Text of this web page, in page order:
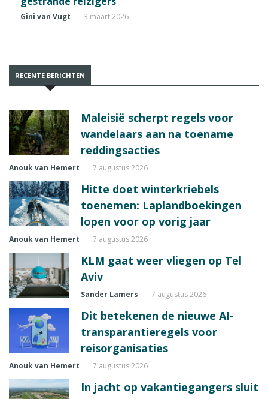
Gini van Vugt 3 maart 2026
RECENTE BERICHTEN
Maleisië scherpt regels voor
wandelaars aan na toename
reddingsacties
Anouk van Hemert 7 augustus 2026
Hitte doet winterkriebels
toenemen: Laplandboekingen
lopen voor op vorig jaar
Anouk van Hemert 7 augustus 2026
KLM gaat weer vliegen op Tel
Aviv
Sander Lamers 7 augustus 2026
Dit betekenen de nieuwe AI-
transparantieregels voor
reisorganisaties
Anouk van Hemert 7 augustus 2026
In jacht op vakantiegangers sluit